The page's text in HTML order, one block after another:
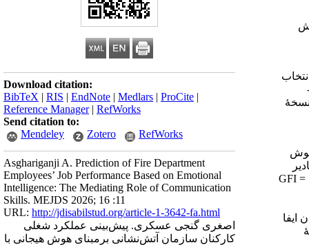
Download citation:
BibTeX | RIS | EndNote | Medlars | ProCite |
Reference Manager| RefWorks
Send citation to:
Mendeley
Zotero RefWorks
Asghariganji A. Prediction of Fire Department
Employees’ Job Performance Based on Emotional
Intelligence: The Mediating Role of Communication
Skills. MEJDS 2026; 16 :11
URL: http://jdisabilstud.org/article-1-3642-fa.html
اصغری گنجی عسکری. پیش‌بینی‌ عملکرد‌ شغلی
کارکنان‌ سازمان آتش‌نشانی برمبنای‌ هوش هیجانی با
انتخاب
نسخهٔ
GFI =
ایفا